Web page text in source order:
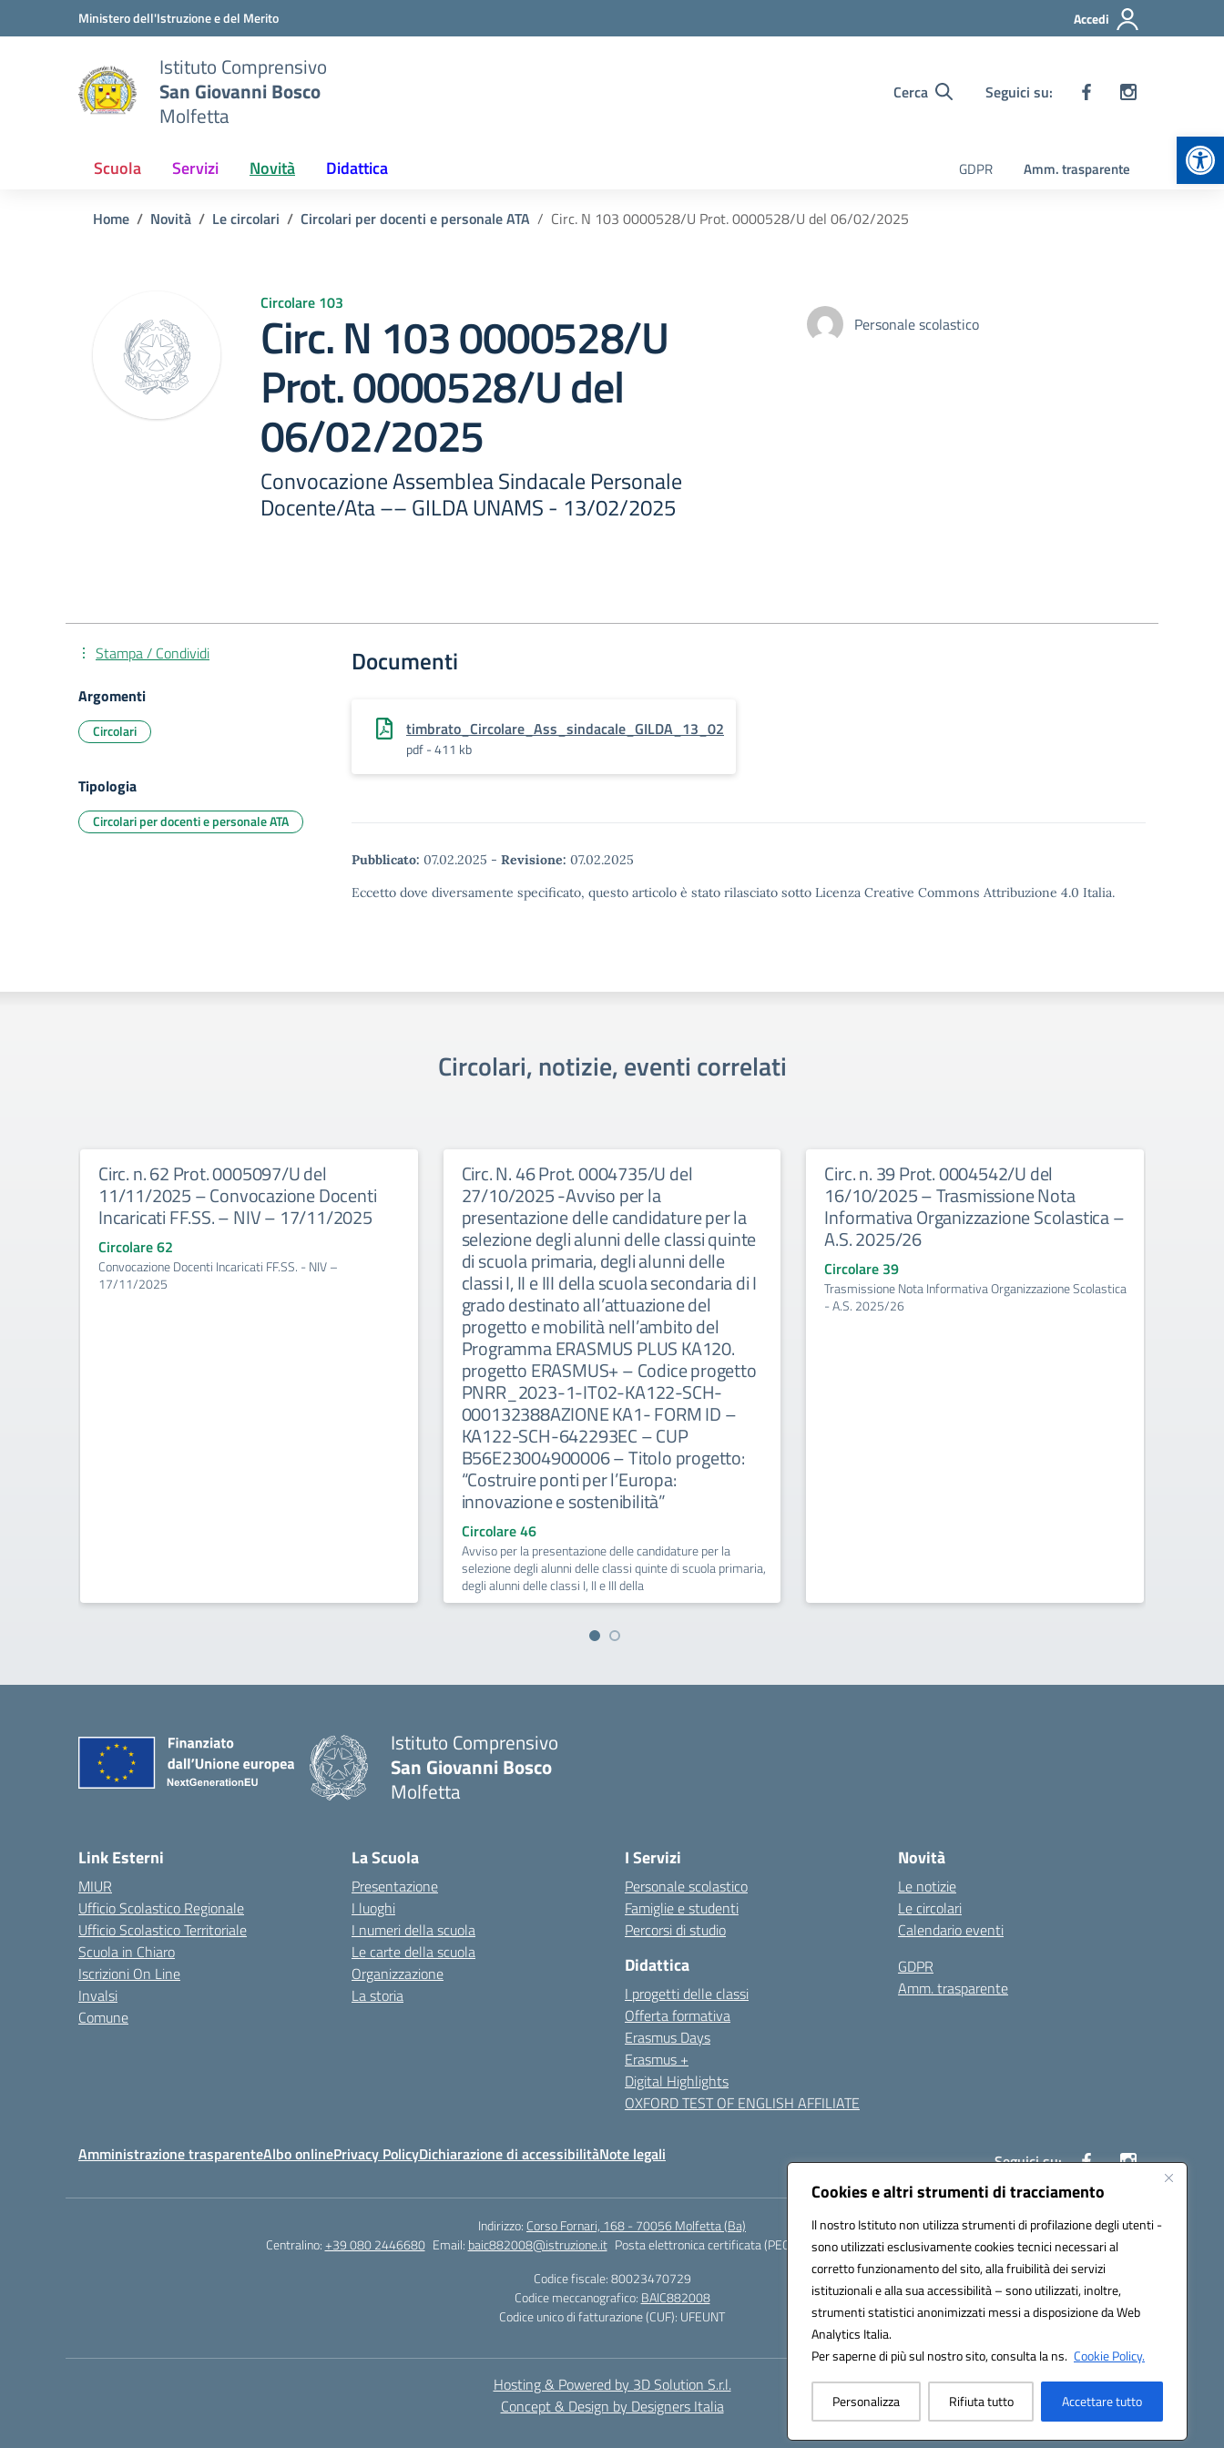
Cookies e altri strumenti di tracciamento
Il nostro Istituto non utilizza strumenti di profilazione degli utenti -
sono utilizzati esclusivamente cookies tecnici necessari al
corretto funzionamento del sito, alla fruibilità dei servizi
istituzionali e alla sua accessibilità – sono utilizzati, inoltre,
strumenti statistici anonimizzati messi a disposizione da Web
Analytics Italia.
Per saperne di più sul nostro sito, consulta la ns. Cookie Policy.
Personalizza Rifiuta tutto Accettare tutto
Vai ai contenuti
Vai al menu di navigazioneMinistero dell'Istruzione e del Merito Accedi
Istituto Comprensivo
San Giovanni Bosco
Molfetta
Cerca Seguici su:
Scuola Servizi Novità Didattica GDPR Amm. trasparente
Home Novità Le circolari Circolari per docenti e personale ATA Circ. N 103 0000528/U Prot. 0000528/U del 06/02/2025
Circolare 103
Circ. N 103 0000528/U
Prot. 0000528/U del
06/02/2025
Convocazione Assemblea Sindacale Personale
Docente/Ata –– GILDA UNAMS - 13/02/2025
Personale scolastico
Documenti
timbrato_Circolare_Ass_sindacale_GILDA_13_02
pdf - 411 kb
Pubblicato: 07.02.2025 - Revisione: 07.02.2025
Eccetto dove diversamente specificato, questo articolo è stato rilasciato sotto Licenza Creative Commons Attribuzione 4.0 Italia.
Stampa / Condividi
Argomenti
Circolari
Tipologia
Circolari per docenti e personale ATA
Circolari, notizie, eventi correlati
Circ. n. 62 Prot. 0005097/U del
11/11/2025 – Convocazione Docenti
Incaricati FF.SS. – NIV – 17/11/2025
Circolare 62
Convocazione Docenti Incaricati FF.SS. - NIV –
17/11/2025
Circ. N. 46 Prot. 0004735/U del
27/10/2025 -Avviso per la
presentazione delle candidature per la
selezione degli alunni delle classi quinte
di scuola primaria, degli alunni delle
classi I, II e III della scuola secondaria di I
grado destinato all’attuazione del
progetto e mobilità nell’ambito del
Programma ERASMUS PLUS KA120.
progetto ERASMUS+ – Codice progetto
PNRR_2023-1-IT02-KA122-SCH-
000132388AZIONE KA1- FORM ID –
KA122-SCH-642293EC – CUP
B56E23004900006 – Titolo progetto:
“Costruire ponti per l’Europa:
innovazione e sostenibilità”
Circolare 46
Avviso per la presentazione delle candidature per la
selezione degli alunni delle classi quinte di scuola primaria,
degli alunni delle classi I, II e III della
Circ. n. 39 Prot. 0004542/U del
16/10/2025 – Trasmissione Nota
Informativa Organizzazione Scolastica –
A.S. 2025/26
Circolare 39
Trasmissione Nota Informativa Organizzazione Scolastica
- A.S. 2025/26
Istituto Comprensivo
San Giovanni Bosco
Molfetta
Link Esterni
MIUR
Ufficio Scolastico Regionale
Ufficio Scolastico Territoriale
Scuola in Chiaro
Iscrizioni On Line
Invalsi
Comune
La Scuola
Presentazione
I luoghi
I numeri della scuola
Le carte della scuola
Organizzazione
La storia
I Servizi
Personale scolastico
Famiglie e studenti
Percorsi di studio
Didattica
I progetti delle classi
Offerta formativa
Erasmus Days
Erasmus +
Digital Highlights
OXFORD TEST OF ENGLISH AFFILIATE
Novità
Le notizie
Le circolari
Calendario eventi
GDPR
Amm. trasparente
Amministrazione trasparenteAlbo onlinePrivacy PolicyDichiarazione di accessibilitàNote legali Seguici su:
Indirizzo: Corso Fornari, 168 - 70056 Molfetta (Ba)
Centralino:+39 080 2446680 Email: baic882008@istruzione.it Posta elettronica certificata (PEC):
baic882008@pec.istruzione.it
Codice fiscale: 80023470729
Codice meccanografico: BAIC882008
Codice unico di fatturazione (CUF): UFEUNT
Hosting & Powered by 3D Solution S.r.l.
Concept & Design by Designers Italia